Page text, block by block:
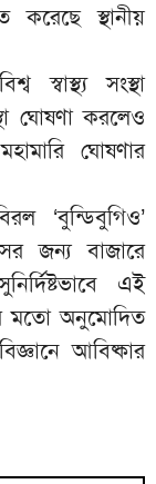
স্থানীয়
স্বাস্থ্য সংস্থা
ঘোষণা করলেও
ঘোষণার
‘বুন্ডিবুগিও’
জন্য বাজারে
এই
মতো অনুমোদিত
আবিষ্কার